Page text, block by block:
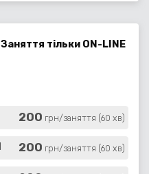
Заняття тільки ON-LINE
200 грн/заняття (60 хв)
200 грн/заняття (60 хв)